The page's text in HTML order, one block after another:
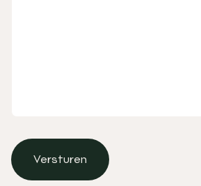
Versturen
Versturen